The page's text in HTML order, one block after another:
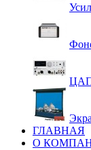
ГЛАВНАЯ
О